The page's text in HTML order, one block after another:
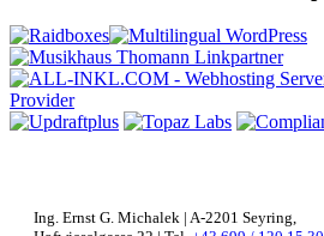
Ing. Ernst G. Michalek | A-2201 Seyring,